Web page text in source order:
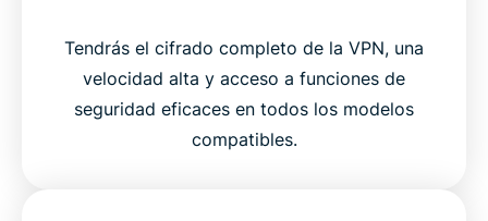
Tendrás el cifrado completo de la VPN, una
velocidad alta y acceso a funciones de
seguridad eficaces en todos los modelos
compatibles.